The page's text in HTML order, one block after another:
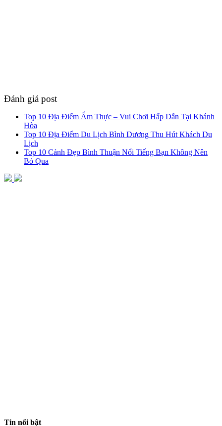
Đánh giá post
Top 10 Địa Điểm Ẩm Thực – Vui Chơi Hấp Dẫn Tại Khánh
Hòa
Top 10 Địa Điểm Du Lịch Bình Dương Thu Hút Khách Du
Lịch
Top 10 Cảnh Đẹp Bình Thuận Nổi Tiếng Bạn Không Nên
Bỏ Qua
Tin nổi bật